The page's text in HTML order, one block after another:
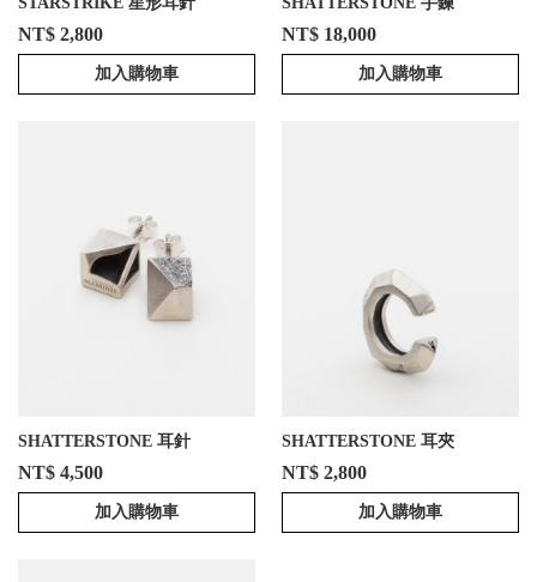
NT$ 2,800
加入購物車
NT$ 18,000
加入購物車
SHATTERSTONE 耳針
NT$ 4,500
加入購物車
SHATTERSTONE 耳夾
NT$ 2,800
加入購物車